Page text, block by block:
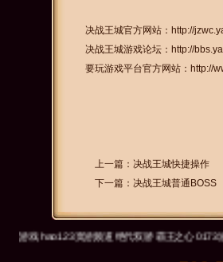
决战王城官方网站： http://
决战王城游戏论坛： http://
要玩游戏平台官方网站： http://
上一篇： 决战王城快捷操作
下一篇： 决战王城普通BOSS
hao123页游频道 绝代双骄 霸王之心 0173游戏网